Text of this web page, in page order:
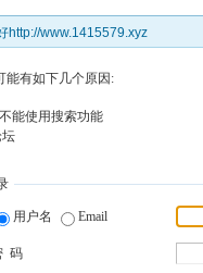
http://www.1415579.xyz
能有如下几个原因:
能使用搜索功能
用户名 Email
码